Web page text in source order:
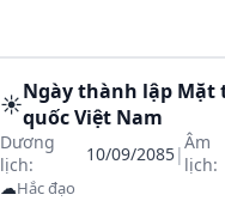
☀️Ngày thành lập Mặt
quốc Việt Nam
Dương
lịch:
10/09/2085|Âm
lịch:
☁Hắc đạo